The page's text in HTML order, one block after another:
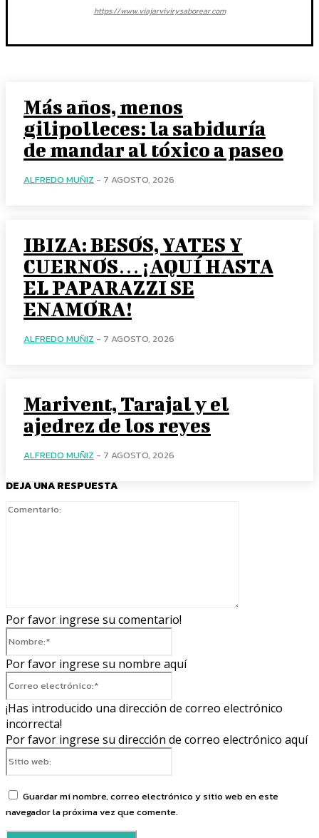
https://www.viajarvivirysaborear.com
Más años, menos
gilipolleces: la sabiduría
de mandar al tóxico a paseo
ALFREDO MUÑIZ - 7 AGOSTO, 2026
IBIZA: BESOS, YATES Y
CUERNOS… ¡AQUÍ HASTA
EL PAPARAZZI SE
ENAMORA!
ALFREDO MUÑIZ - 7 AGOSTO, 2026
Marivent, Tarajal y el
ajedrez de los reyes
ALFREDO MUÑIZ - 7 AGOSTO, 2026
DEJA UNA RESPUESTA
Por favor ingrese su comentario!
Por favor ingrese su nombre aquí
¡Has introducido una dirección de correo electrónico
incorrecta!
Por favor ingrese su dirección de correo electrónico aquí
Guardar mi nombre, correo electrónico y sitio web en este
navegador la próxima vez que comente.